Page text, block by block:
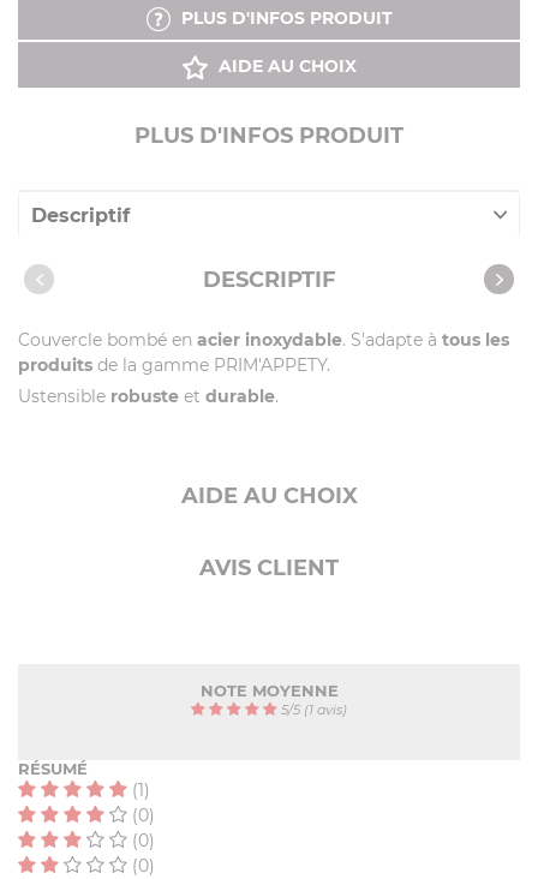
PLUS D'INFOS PRODUIT
AIDE AU CHOIX
PLUS D'INFOS PRODUIT
Descriptif
Caractéristiques DESCRIPTIF
Couvercle bombé en acier inoxydable. S'adapte à tous les
produits de la gamme PRIM'APPETY.
Ustensible robuste et durable.
AIDE AU CHOIX
AVIS CLIENT
NOTE MOYENNE
5/5 (1 avis)
RÉSUMÉ
(1)
(0)
(0)
(0)